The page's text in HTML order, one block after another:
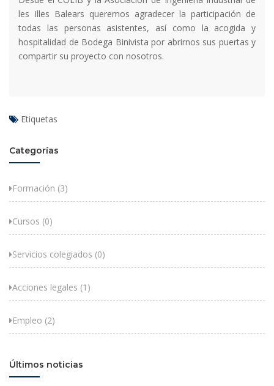
les Illes Balears queremos agradecer la participación de
todas las personas asistentes, así como la acogida y
hospitalidad de Bodega Binivista por abrirnos sus puertas y
compartir su proyecto con nosotros.
Etiquetas
Categorías
Formación (3)
Cursos (0)
Servicios colegiados (0)
Acciones legales (1)
Empleo (2)
Últimos noticias